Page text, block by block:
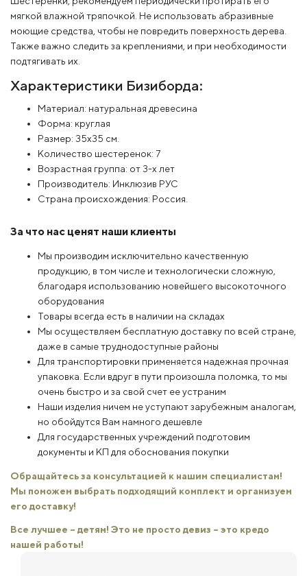
мягкой влажной тряпочкой. Не использовать абразивные
моющие средства, чтобы не повредить поверхность дерева.
Также важно следить за креплениями, и при необходимости
подтягивать их.
Характеристики Бизиборда:
Материал: натуральная древесина
Форма: круглая
Размер: 35х35 см.
Количество шестеренок: 7
Возрастная группа: от 3-х лет
Производитель: Инклюзив РУС
Страна происхождения: Россия.
За что нас ценят наши клиенты
Мы производим исключительно качественную
продукцию, в том числе и технологически сложную,
благодаря использованию новейшего высокоточного
оборудования
Товары всегда есть в наличии на складах
Мы осуществляем бесплатную доставку по всей стране,
даже в самые труднодоступные районы
Для транспортировки применяется надежная прочная
упаковка. Если вдруг в пути произошла поломка, то мы
очень быстро и за свой счет ее устраним
Наши изделия ничем не уступают зарубежным аналогам,
но обойдутся Вам намного дешевле
Для государственных учреждений подготовим
документы и КП для обоснования покупки
Обращайтесь за консультацией к нашим специалистам!
Мы поможем выбрать подходящий комплект и организуем
его доставку!
Все лучшее – детям! Это не просто девиз – это кредо
нашей работы!